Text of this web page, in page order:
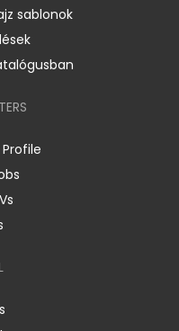
sablonok